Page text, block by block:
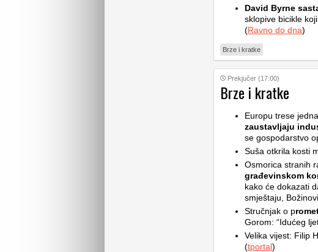
David Byrne
sklopive bicikle
(Ravno do dna)
Brze i kratke
Prekjučer (17:00)
Brze i kratke
Europu trese
zaustavljaju
se gospodarstvo
Suša otkrila kosti
Osmorica stranih
građevinskom
kako će dokazati
smještaju,
Stručnjak o p
Gorom: “Idućeg
Velika vijest: Filip
(tportal)